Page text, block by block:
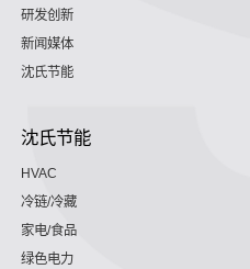
研发创新
新闻媒体
沈氏节能
沈氏节能
HVAC
冷链/冷藏
家电/食品
绿色电力